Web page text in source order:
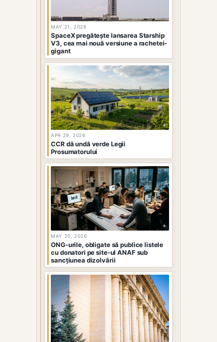
MAY 21, 2026
SpaceX pregătește lansarea Starship
V3, cea mai nouă versiune a rachetei-
gigant
APR 29, 2026
CCR dă undă verde Legii
Prosumatorului
MAY 20, 2026
ONG-urile, obligate să publice listele
cu donatori pe site-ul ANAF sub
sancțiunea dizolvării